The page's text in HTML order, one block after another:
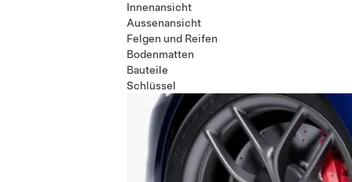
Innenansicht
Aussenansicht
Felgen und Reifen
Bodenmatten
Bauteile
Schlüssel